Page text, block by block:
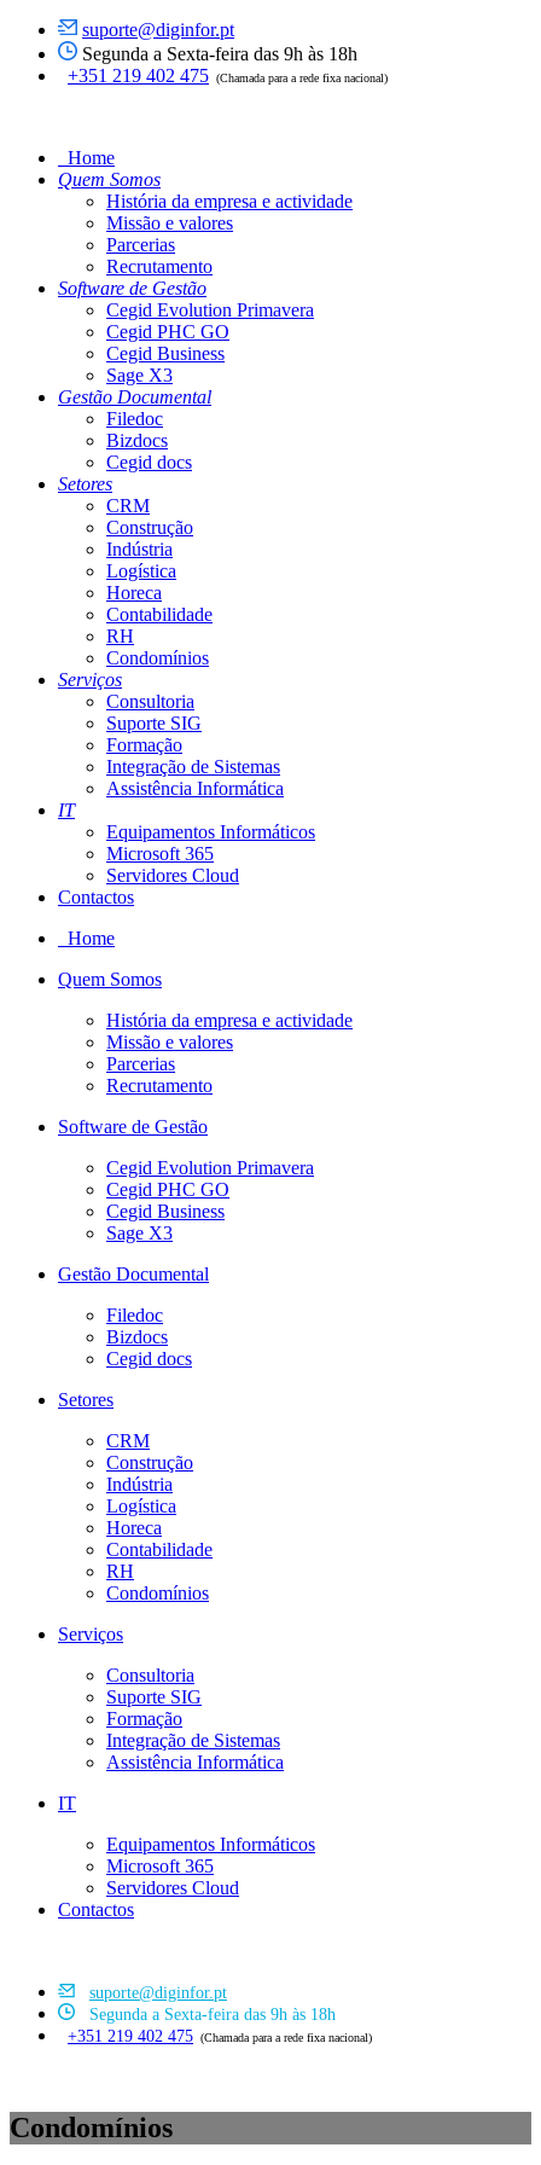
suporte@diginfor.pt
Segunda a Sexta-feira das 9h às 18h
+351 219 402 475 (Chamada para a rede fixa nacional)
Home
Quem Somos
História da empresa e actividade
Missão e valores
Parcerias
Recrutamento
Software de Gestão
Cegid Evolution Primavera
Cegid PHC GO
Cegid Business
Sage X3
Gestão Documental
Filedoc
Bizdocs
Cegid docs
Setores
CRM
Construção
Indústria
Logística
Horeca
Contabilidade
RH
Condomínios
Serviços
Consultoria
Suporte SIG
Formação
Integração de Sistemas
Assistência Informática
IT
Equipamentos Informáticos
Microsoft 365
Servidores Cloud
Contactos
Home
Quem Somos
História da empresa e actividade
Missão e valores
Parcerias
Recrutamento
Software de Gestão
Cegid Evolution Primavera
Cegid PHC GO
Cegid Business
Sage X3
Gestão Documental
Filedoc
Bizdocs
Cegid docs
Setores
CRM
Construção
Indústria
Logística
Horeca
Contabilidade
RH
Condomínios
Serviços
Consultoria
Suporte SIG
Formação
Integração de Sistemas
Assistência Informática
IT
Equipamentos Informáticos
Microsoft 365
Servidores Cloud
Contactos
suporte@diginfor.pt
Segunda a Sexta-feira das 9h às 18h
+351 219 402 475 (Chamada para a rede fixa nacional)
Condomínios